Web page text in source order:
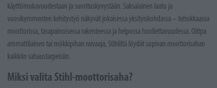
käyttömukavuudestaan ja suorituskyvystään. Saksalainen laatu ja
vuosikymmenten kehitystyö näkyvät jokaisessa yksityiskohdassa – tehokkaassa
moottorissa, tasapainoisessa rakenteessa ja helpossa huollettavuudessa. Olitpa
ammattilainen tai mökkipihan raivaaja, Stihliltä löydät sopivan moottorisahan
kaikkiin sahaustarpeisiin.
Miksi valita Stihl-moottorisaha?